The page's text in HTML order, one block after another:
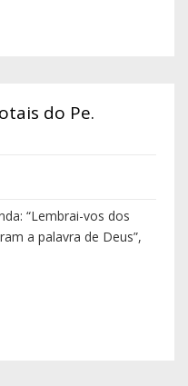
do Pe.
“Lembrai-vos dos
a palavra de Deus”,